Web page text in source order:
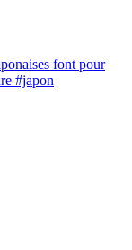
font pour
#japon